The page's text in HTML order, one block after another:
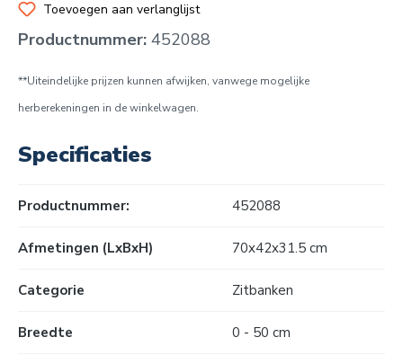
Toevoegen aan verlanglijst
Productnummer: 452088
**Uiteindelijke prijzen kunnen afwijken, vanwege mogelijke
herberekeningen in de winkelwagen.
Specificaties
Productnummer: 452088
Afmetingen (LxBxH) 70x42x31.5 cm
Categorie Zitbanken
Breedte 0 - 50 cm